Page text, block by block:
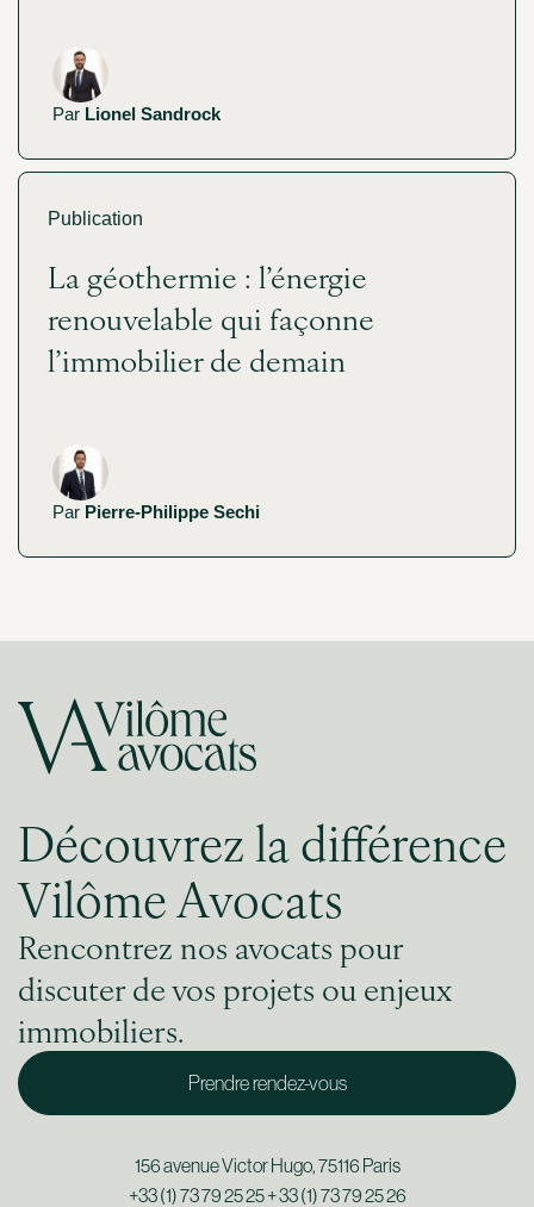
Par Lionel Sandrock
Publication
La géothermie : l’énergie
renouvelable qui façonne
l’immobilier de demain
Par Pierre-Philippe Sechi
Découvrez la différence
Vilôme Avocats
Rencontrez nos avocats pour
discuter de vos projets ou enjeux
immobiliers.
Prendre rendez-vous
156 avenue Victor Hugo, 75116 Paris
+33 (1) 73 79 25 25 + 33 (1) 73 79 25 26